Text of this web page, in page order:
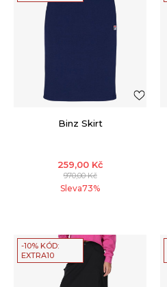
Binz Skirt
259,00 Kč
970,00Kč
Sleva73%
-10% KÓD:
EXTRA10